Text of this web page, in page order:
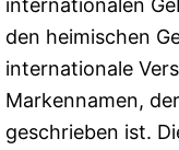
den heimischen
internationale
Markennamen,
geschrieben ist.